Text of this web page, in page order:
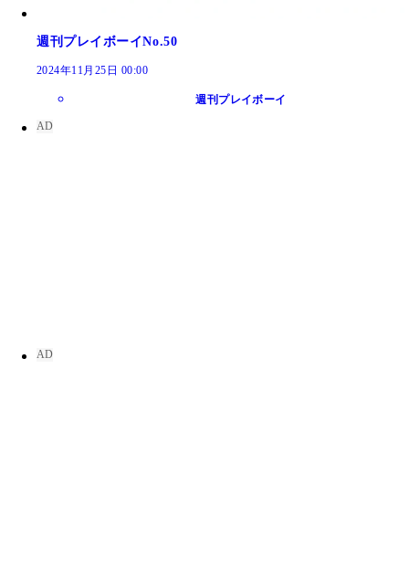
週刊プレイボーイNo.50
2024年11月25日 00:00
週刊プレイボーイ